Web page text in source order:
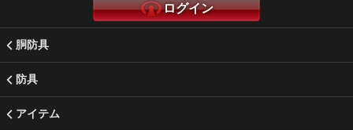
ログイン
胴防具
防具
アイテム